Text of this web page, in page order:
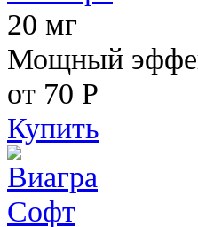
20 мг
Мощный
от 70 Р
Купить